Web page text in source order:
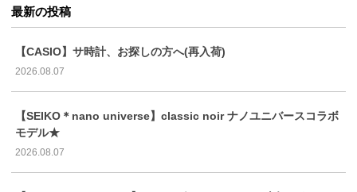
最新の投稿
【CASIO】サ時計、お探しの方へ(再入荷)
2026.08.07
【SEIKO＊nano universe】classic noir ナノユニバースコラボ
モデル★
2026.08.07